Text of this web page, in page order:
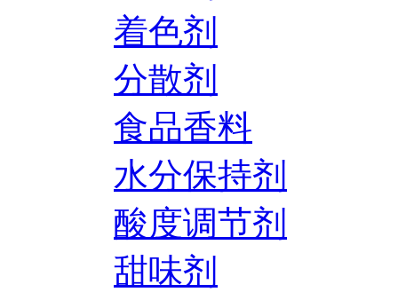
着色剂
分散剂
食品香料
水分保持剂
酸度调节剂
甜味剂